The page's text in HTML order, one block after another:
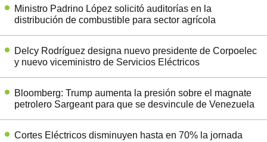
Ministro Padrino López solicitó auditorías en la
distribución de combustible para sector agrícola
Delcy Rodríguez designa nuevo presidente de Corpoelec
y nuevo viceministro de Servicios Eléctricos
Bloomberg: Trump aumenta la presión sobre el magnate
petrolero Sargeant para que se desvincule de Venezuela
Cortes Eléctricos disminuyen hasta en 70% la jornada